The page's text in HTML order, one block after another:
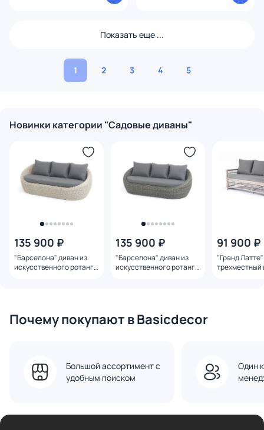
Показать еще ...
1 2 3 4 5
Новинки категории "Садовые диваны"
135 900 ₽
"Барселона" диван из
искусственного ротанга
135 900 ₽
"Барселона" диван из
искусственного ротанга
91 900 ₽
"Гранд
трехместный
Почему покупают в Basicdecor
Большой ассортимент с
удобным поиском
Один